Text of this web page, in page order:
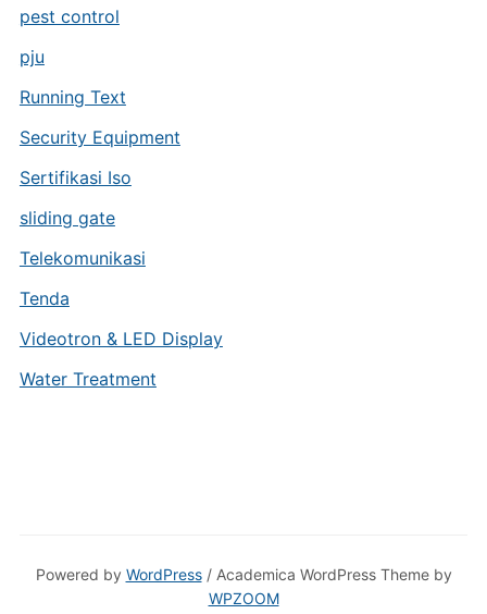
pest control
pju
Running Text
Security Equipment
Sertifikasi Iso
sliding gate
Telekomunikasi
Tenda
Videotron & LED Display
Water Treatment
Powered by WordPress/ Academica WordPress Theme by
WPZOOM